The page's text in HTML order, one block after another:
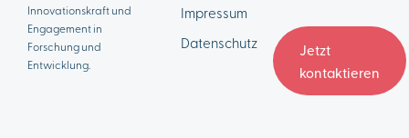
Innovationskraft und
Engagement in
Forschung und
Entwicklung.
Impressum
Datenschutz
Jetzt
kontaktieren